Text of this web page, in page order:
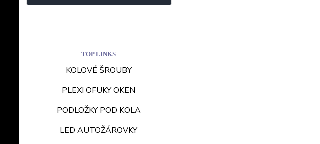
TOP LINKS
KOLOVÉ ŠROUBY
PLEXI OFUKY OKEN
PODLOŽKY POD KOLA
LED AUTOŽÁROVKY